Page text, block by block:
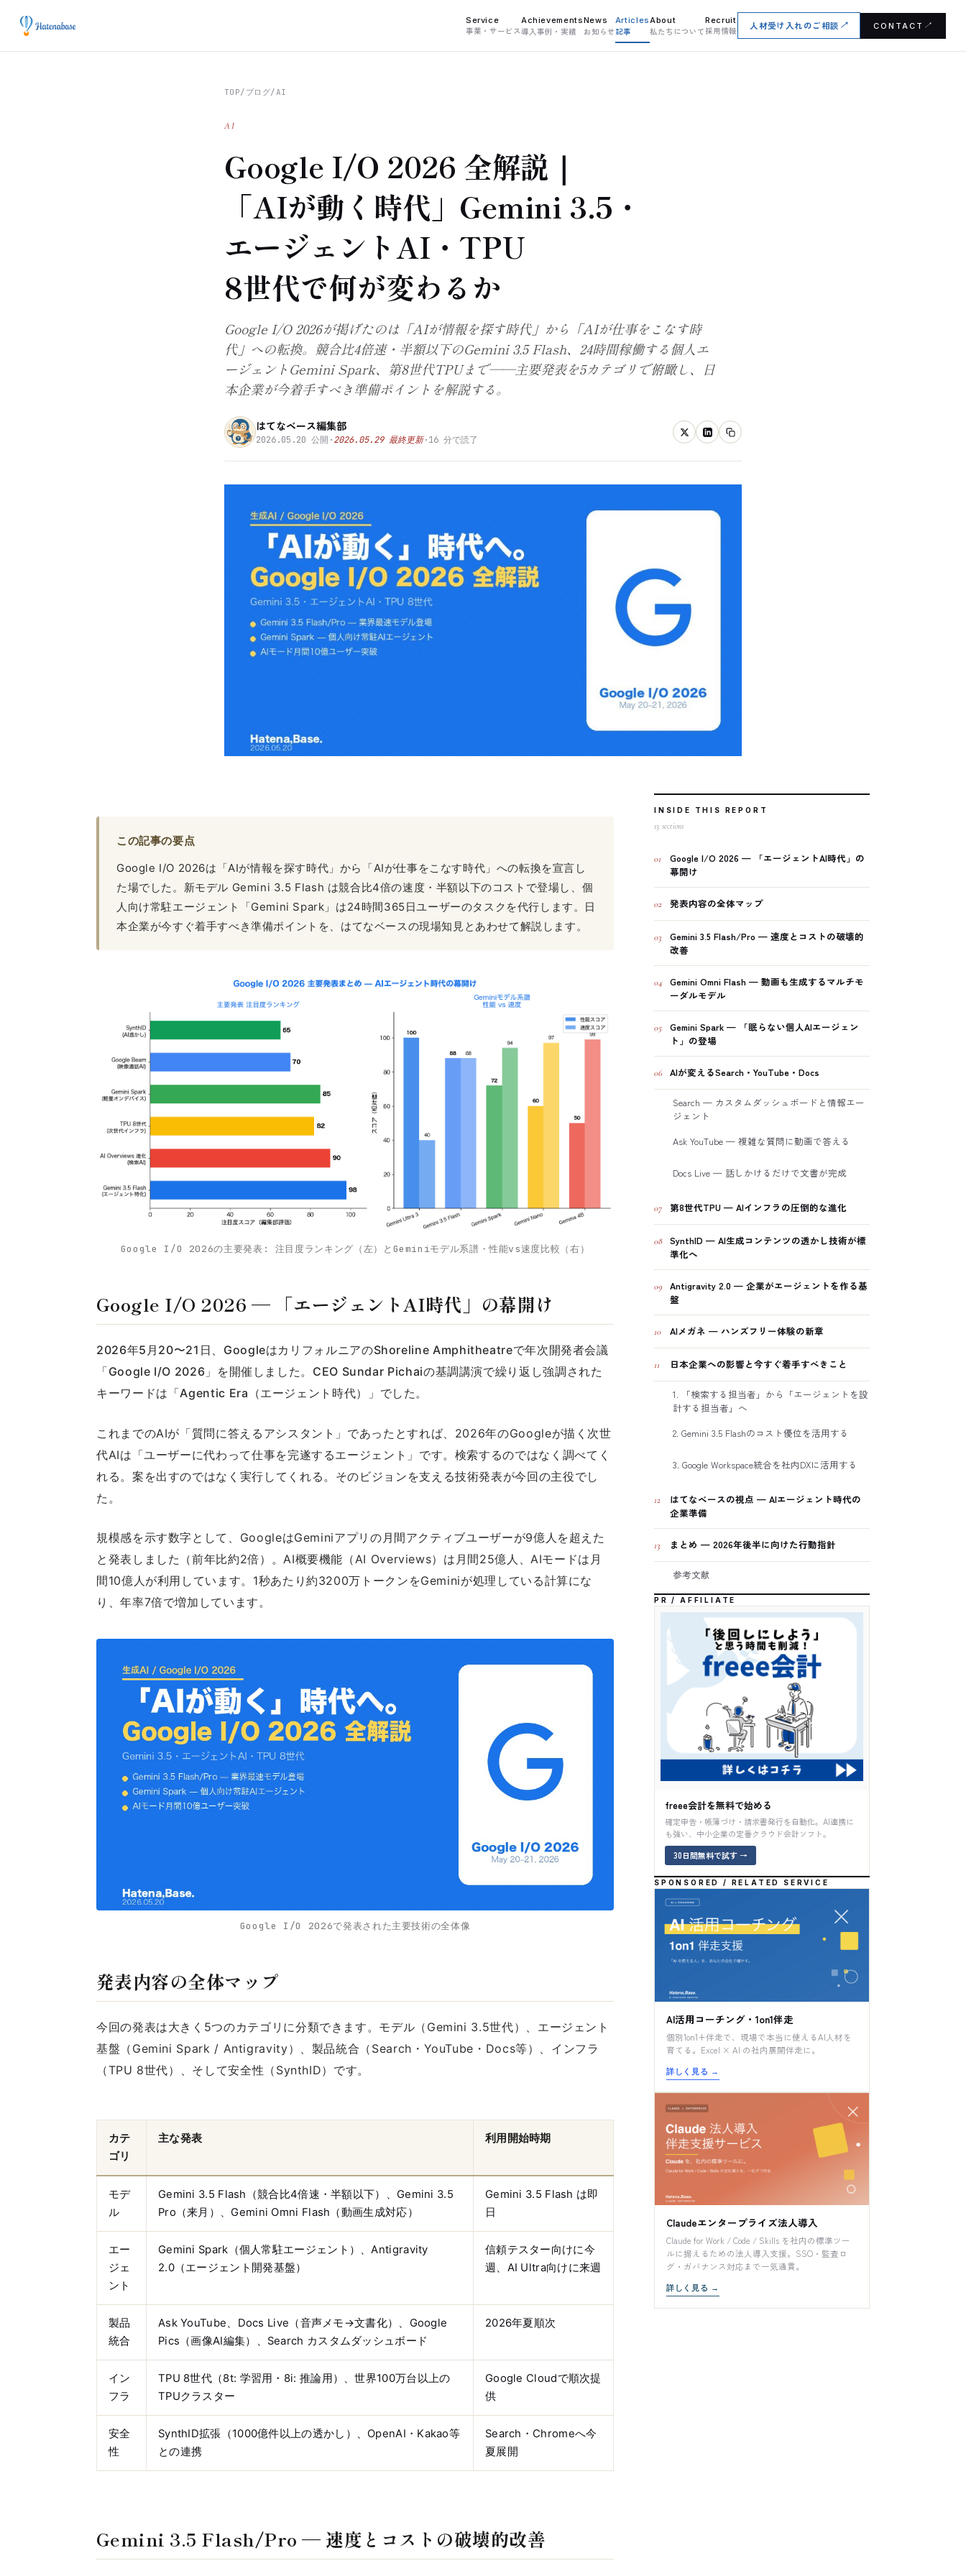
TOP/ ブログ/AI
AI
Google I/O 2026 全解説｜
「AIが動く時代」Gemini 3.5・
エージェントAI・TPU
8世代で何が変わるか
Google I/O 2026が掲げたのは「AIが情報を探す時代」から「AIが仕事をこなす時
代」への転換。競合比4倍速・半額以下のGemini 3.5 Flash、24時間稼働する個人エ
ージェントGemini Spark、第8世代TPUまで——主要発表を5カテゴリで俯瞰し、日
本企業が今着手すべき準備ポイントを解説する。
はてなベース編集部
2026.05.20 公開 ·2026.05.29最終更新·16 分で読了
この記事の要点
Google I/O 2026は「AIが情報を探す時代」から「AIが仕事をこなす時代」への転換を宣言し
た場でした。新モデル Gemini 3.5 Flash は競合比4倍の速度・半額以下のコストで登場し、個
人向け常駐エージェント「Gemini Spark」は24時間365日ユーザーのタスクを代行します。日
本企業が今すぐ着手すべき準備ポイントを、はてなベースの現場知見とあわせて解説します。
Google I/O 2026の主要発表: 注目度ランキング（左）とGeminiモデル系譜・性能vs速度比較（右）
Google I/O 2026 — 「エージェントAI時代」の幕開け
2026年5月20〜21日、GoogleはカリフォルニアのShoreline Amphitheatreで年次開発者会議
「Google I/O 2026」を開催しました。CEO Sundar Pichaiの基調講演で繰り返し強調された
キーワードは「Agentic Era（エージェント時代）」でした。
これまでのAIが「質問に答えるアシスタント」であったとすれば、2026年のGoogleが描く次世
代AIは「ユーザーに代わって仕事を完遂するエージェント」です。検索するのではなく調べてく
れる。案を出すのではなく実行してくれる。そのビジョンを支える技術発表が今回の主役でし
た。
規模感を示す数字として、GoogleはGeminiアプリの月間アクティブユーザーが9億人を超えた
と発表しました（前年比約2倍）。AI概要機能（AI Overviews）は月間25億人、AIモードは月
間10億人が利用しています。1秒あたり約3200万トークンをGeminiが処理している計算にな
り、年率7倍で増加しています。
Google I/O 2026で発表された主要技術の全体像
発表内容の全体マップ
今回の発表は大きく5つのカテゴリに分類できます。モデル（Gemini 3.5世代）、エージェント
基盤（Gemini Spark / Antigravity）、製品統合（Search・YouTube・Docs等）、インフラ
（TPU 8世代）、そして安全性（SynthID）です。
カテ
ゴリ
主な発表 利用開始時期
モデ
ル
Gemini 3.5 Flash（競合比4倍速・半額以下）、Gemini 3.5
Pro（来月）、Gemini Omni Flash（動画生成対応）
Gemini 3.5 Flash は即
日
エー
ジェ
ント
Gemini Spark（個人常駐エージェント）、Antigravity
2.0（エージェント開発基盤）
信頼テスター向けに今
週、AI Ultra向けに来週
製品
統合
Ask YouTube、Docs Live（音声メモ→文書化）、Google
Pics（画像AI編集）、Search カスタムダッシュボード
2026年夏順次
イン
フラ
TPU 8世代（8t: 学習用・8i: 推論用）、世界100万台以上の
TPUクラスター
Google Cloudで順次提
供
安全
性
SynthID拡張（1000億件以上の透かし）、OpenAI・Kakao等
との連携
Search・Chromeへ今
夏展開
Gemini 3.5 Flash/Pro — 速度とコストの破壊的改善
INSIDE THIS REPORT
13 sections
01
Google I/O 2026 — 「エージェントAI時代」の
幕開け
02 発表内容の全体マップ
03
Gemini 3.5 Flash/Pro — 速度とコストの破壊的
改善
04
Gemini Omni Flash — 動画も生成するマルチモ
ーダルモデル
05
Gemini Spark — 「眠らない個人AIエージェン
ト」の登場
06 AIが変えるSearch・YouTube・Docs
Search — カスタムダッシュボードと情報エー
ジェント
Ask YouTube — 複雑な質問に動画で答える
Docs Live — 話しかけるだけで文書が完成
07 第8世代TPU — AIインフラの圧倒的な進化
08
SynthID — AI生成コンテンツの透かし技術が標
準化へ
09
Antigravity 2.0 — 企業がエージェントを作る基
盤
10 AIメガネ — ハンズフリー体験の新章
11 日本企業への影響と今すぐ着手すべきこと
1. 「検索する担当者」から「エージェントを設
計する担当者」へ
2. Gemini 3.5 Flashのコスト優位を活用する
3. Google Workspace統合を社内DXに活用する
12
はてなベースの視点 — AIエージェント時代の
企業準備
13 まとめ — 2026年後半に向けた行動指針
参考文献
PR / AFFILIATE
freee会計を無料で始める
確定申告・帳簿づけ・請求書発行を自動化。AI連携に
も強い、中小企業の定番クラウド会計ソフト。
30日間無料で試す→
SPONSORED / RELATED SERVICE
AI活用コーチング・1on1伴走
個別1on1+伴走で、現場で本当に使えるAI人材を
育てる。Excel × AI の社内展開伴走に。
詳しく見る →
Claudeエンタープライズ法人導入
Claude for Work / Code / Skills を社内の標準ツー
ルに据えるための法人導入支援。SSO・監査ロ
グ・ガバナンス対応まで一気通貫。
詳しく見る →
Service
事業・サービス
Achievements
導入事例・実績
News
お知らせ
Articles
記事
About
私たちについて
Recruit
採用情報 人材受け入れのご相談 ↗ CONTACT ↗